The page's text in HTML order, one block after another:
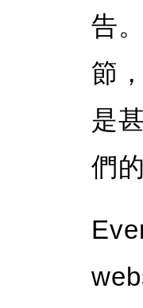
告
節
是
們